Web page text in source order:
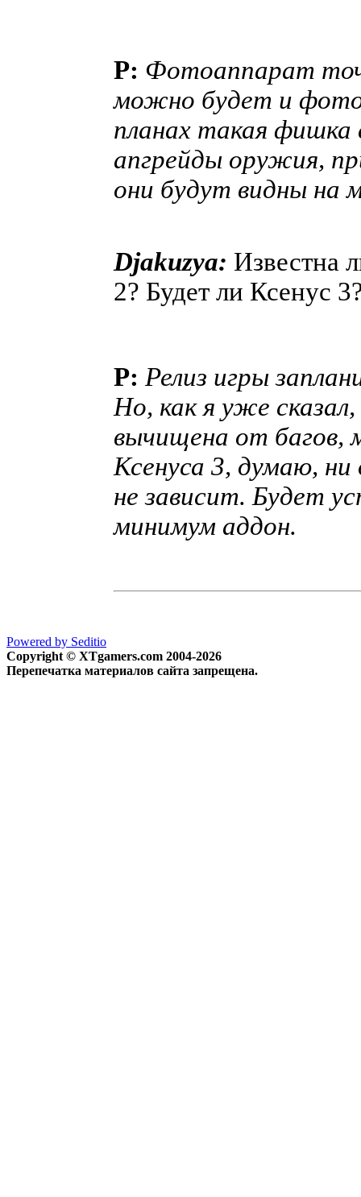
P: Фотоаппарат
можно будет и
планах такая фишка
апгрейды оружия,
они будут видны на
Djakuzya: Известна
2? Будет ли Ксенус
P: Релиз игры
Но, как я уже
вычищена от багов,
Ксенуса 3, думаю,
не зависит. Будет
минимум аддон.
Powered by Seditio
Copyright © XTgamers.com 2004-2026
Перепечатка материалов сайта запрещена.